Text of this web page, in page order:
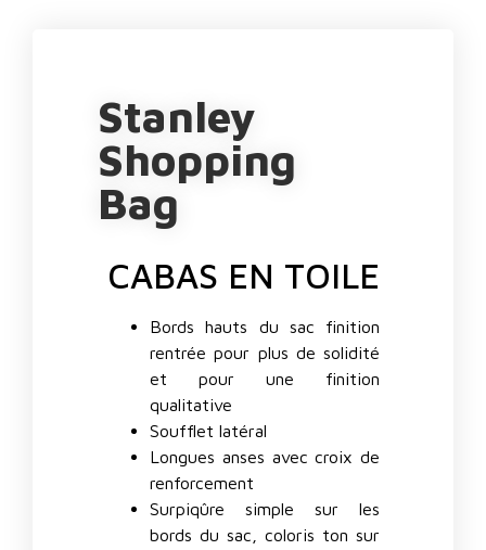
Stanley
Shopping
Bag
CABAS EN TOILE
Bords hauts du sac finition
rentrée pour plus de solidité
et pour une finition
qualitative
Soufflet latéral
Longues anses avec croix de
renforcement
Surpiqûre simple sur les
bords du sac, coloris ton sur